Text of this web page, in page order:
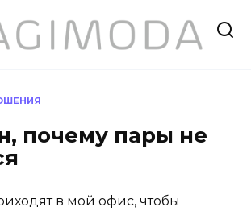
почему пары не
в мой офис, чтобы